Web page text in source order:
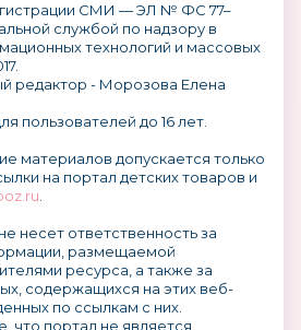
СМИ — ЭЛ № ФС 77–
службой по надзору в
технологий и массовых
редактор - Морозова Елена
пользователей до 16 лет.
материалов допускается только
на портал детских товаров и
не несет ответственность за
размещаемой
ресурса, а также за
содержащихся на этих веб-
по ссылкам с них.
портал не является